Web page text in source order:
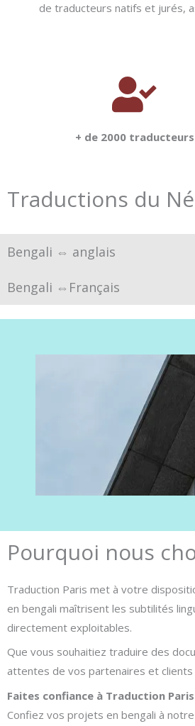
de traducteurs natifs et jurés,
+ de 2000 traducteurs
Traductions du
Bengali ⇔ anglais
Bengali ⇔ Français
Pourquoi nous
Traduction Paris met à votre
en bengali maîtrisent les subtilités
directement exploitables.
Que vous souhaitiez traduire des
attentes de vos partenaires et clients
Faites confiance à Traduction Paris
Confiez vos projets en bengali à